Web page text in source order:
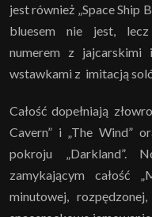
jest również „Space Ship
bluesem nie jest,
numerem z jajcarskimi
wstawkami z imitacją
Całość dopełniają
Cavern” i „The Wind”
pokroju „Darkland”.
zamykającym całość
minutowej,